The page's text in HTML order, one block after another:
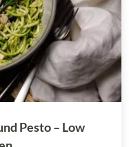
Pesto – Low